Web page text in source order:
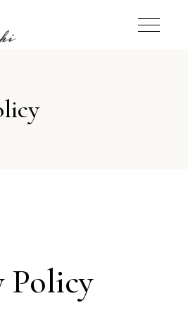
Policy